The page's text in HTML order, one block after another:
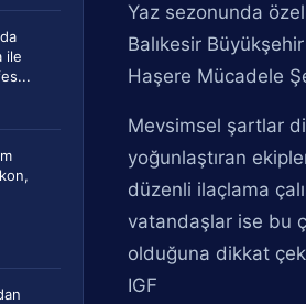
ile
Yaz sezonunda
Balıkesir
Haşere Mücadele
Mevsimsel şartlar
yoğunlaştıran
düzenli ilaçlama
vatandaşlar ise bu
olduğuna dikkat
IGF